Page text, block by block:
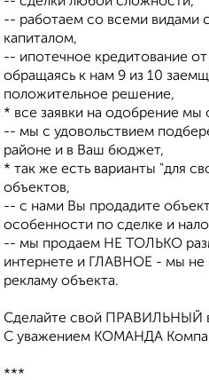
-- работаем со всеми видами
капиталом,
-- ипотечное кредитование
обращаясь к нам 9 из 10
положительное решение,
* все заявки на одобрение
-- мы с удовольствием
районе и в Ваш бюджет,
* так же есть варианты "для
объектов,
-- с нами Вы продадите
особенности по сделке и
-- мы продаем НЕ ТОЛЬКО
интернете и ГЛАВНОЕ - мы не
рекламу объекта.
Сделайте свой ПРАВИЛЬНЫЙ
С уважением КОМАНДА
***